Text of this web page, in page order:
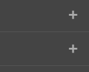
+
+